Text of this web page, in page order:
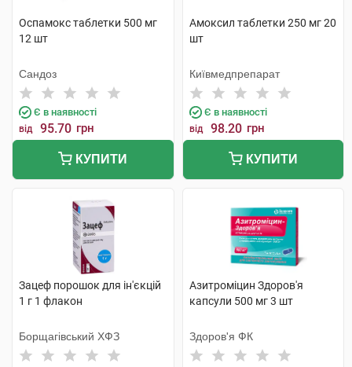
Оспамокс таблетки 500 мг
12 шт
Сандоз
Є в наявності
від 95.70 грн
КУПИТИ
Амоксил таблетки 250 мг 20
шт
Київмедпрепарат
Є в наявності
від 98.20 грн
КУПИТИ
Зацеф порошок для ін'єкцій
1 г 1 флакон
Борщагівський ХФЗ
Азитроміцин Здоров'я
капсули 500 мг 3 шт
Здоров'я ФК